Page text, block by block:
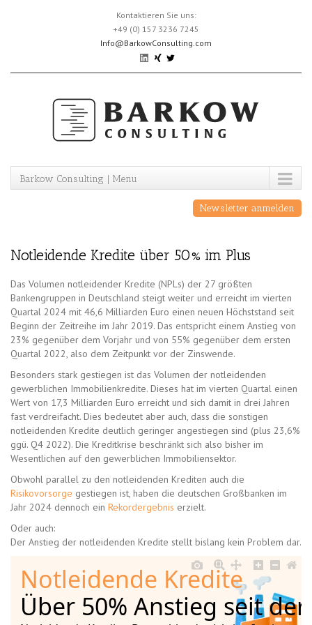
Kontaktieren Sie uns:
+49 (0) 157 3236 7245
Info@BarkowConsulting.com
Barkow Consulting | Menu
Newsletter anmelden
Notleidende Kredite über 50% im Plus
Das Volumen notleidender Kredite (NPLs) der 27 größten
Bankengruppen in Deutschland steigt weiter und erreicht im vierten
Quartal 2024 mit 46,6 Milliarden Euro einen neuen Höchststand seit
Beginn der Zeitreihe im Jahr 2019. Das entspricht einem Anstieg von
23% gegenüber dem Vorjahr und von 55% gegenüber dem ersten
Quartal 2022, also dem Zeitpunkt vor der Zinswende.
Besonders stark gestiegen ist das Volumen der notleidenden
gewerblichen Immobilienkredite. Dieses hat im vierten Quartal einen
Wert von 17,3 Milliarden Euro erreicht und sich damit in drei Jahren
fast verdreifacht. Dies bedeutet aber auch, dass die sonstigen
notleidenden Kredite deutlich geringer angestiegen sind (plus 23,6%
ggü. Q4 2022). Die Kreditkrise beschränkt sich also bisher im
Wesentlichen auf den gewerblichen Immobiliensektor.
Obwohl parallel zu den notleidenden Krediten auch die
Risikovorsorge gestiegen ist, haben die deutschen Großbanken im
Jahr 2024 dennoch ein Rekordergebnis erzielt.
Oder auch:
Der Anstieg der notleidenden Kredite stellt bislang kein Problem dar.
Notleidende Kredite
Über 50% Anstieg seit